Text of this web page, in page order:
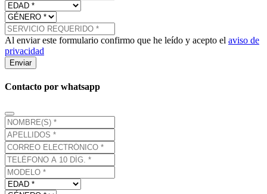
Al enviar este formulario confirmo que he leído y acepto el aviso de
privacidad
Enviar
Contacto por whatsapp